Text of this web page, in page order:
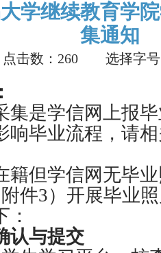
学继续教育学
集通知
击数： 260选择字
是学信网上报毕
响毕业流程，请
但学信网无毕业
件3）开展毕业
认与提交